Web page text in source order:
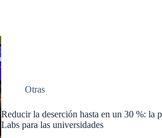
Otras
Reducir la deserción hasta en un 30 %: la
Labs para las universidades